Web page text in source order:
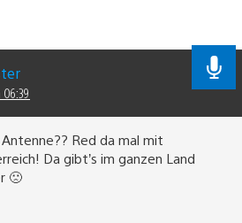
06:39
Red da mal mit
Da gibt’s im ganzen Land
🙁